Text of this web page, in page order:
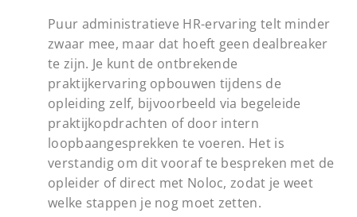
Puur administratieve HR-ervaring telt minder
zwaar mee, maar dat hoeft geen dealbreaker
te zijn. Je kunt de ontbrekende
praktijkervaring opbouwen tijdens de
opleiding zelf, bijvoorbeeld via begeleide
praktijkopdrachten of door intern
loopbaangesprekken te voeren. Het is
verstandig om dit vooraf te bespreken met de
opleider of direct met Noloc, zodat je weet
welke stappen je nog moet zetten.